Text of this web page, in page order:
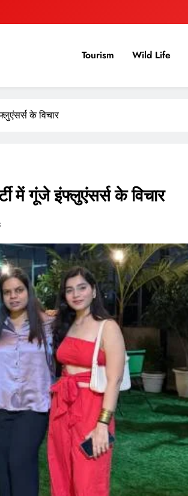
Tourism Wild Life
के विचार
में गूंजे इंफ्लुएंसर्स के विचार